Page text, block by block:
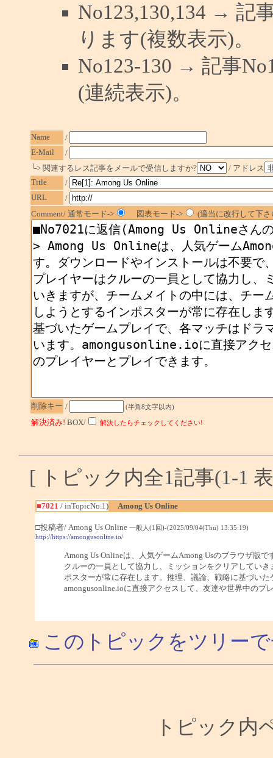
No123,130,134 → 記
ります(複数表示)。
No123-130 → 記事
(連続表示)。
Name
/
E-Mail
/
└> 関連するレス記事をメールで受信しますか?
/ アドレス
Title
/
URL
/
Comment/ 通常モード->
図表モード-> (適当に改行して下
削除キー / (半角8文字以内)
解決済み! BOX/ 解決したらチェックしてください!
[ トピック内全1記事(1-1
■7021 / inTopicNo.1) Among Us Online
□投稿者/ Among Us Online 一般人(1回)-(2025/09/04(Thu) 13:35:19)
http://https://amongusonline.io/
Among Us Onlineは、人気ゲームAmong Usのブラウザ版
クルーの一員として協力し、ミッションをクリアしてい
ポスターが常に存在します。推理、議論、戦略に基づい
amongusonline.ioに直接アクセスして、友達や世界中のプ
このトピックをツリー
トピック内